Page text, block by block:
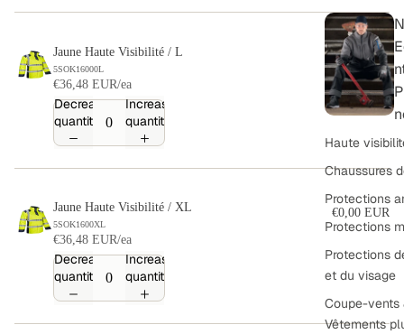
Haute
Chaussures
Protections
Protections
Protections
et du visage
Coupe-vents
Vêtements
Jaune Haute Visibilité / L
5SOK16000L
€36,48 EUR/ea
Decrease
quantity
Increase
quantity
€0,00 EUR
Jaune Haute Visibilité / XL
5SOK1600XL
€36,48 EUR/ea
Decrease
quantity
Increase
quantity
€0,00 EUR